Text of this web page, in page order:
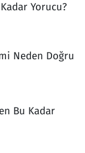
Yorucu?
Neden Doğru
Bu Kadar